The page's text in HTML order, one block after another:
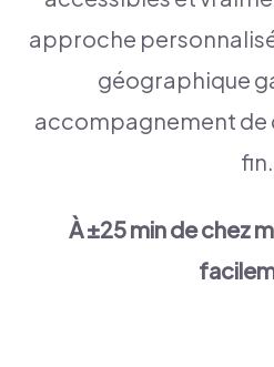
approche
géographique
accompagnement de
fin.
À ±25 min de chez